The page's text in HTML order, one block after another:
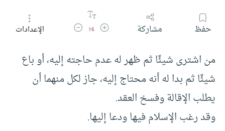
حفظ مشاركة زيادة حجم الخط
16 تقليل حجم الخطالإعدادات
من اشترى شيئًا ثم ظهر له عدم حاجته إليه، أو باع
شيئًا ثم بدا له أنه محتاج إليه، جاز لكل منهما أن
يطلب الإقالة وفسخ العقد.
وقد رغب الإسلام فيها ودعا إليها.